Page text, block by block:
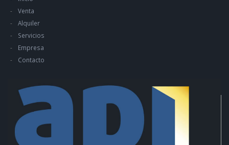
Venta
Alquiler
Servicios
Empresa
Contacto